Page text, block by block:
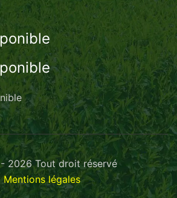
2026 Tout droit réservé
Mentions légales